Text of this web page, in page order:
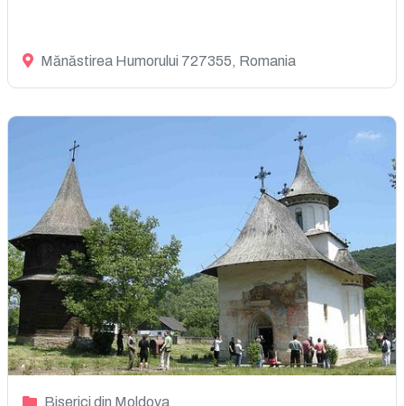
Mănăstirea Humorului 727355, Romania
Biserici din Moldova